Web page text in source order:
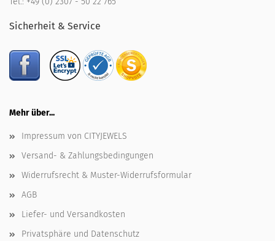
Sicherheit & Service
Mehr über...
Impressum von CITYJEWELS
Versand- & Zahlungsbedingungen
Widerrufsrecht & Muster-Widerrufsformular
AGB
Liefer- und Versandkosten
Privatsphäre und Datenschutz